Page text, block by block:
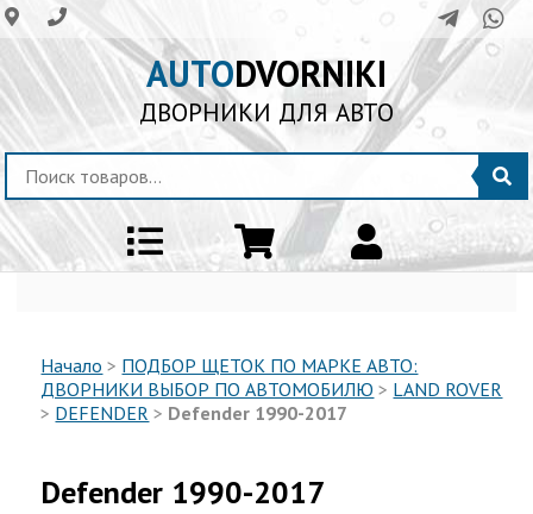
AUTODVORNIKI
ДВОРНИКИ ДЛЯ АВТО
Начало > ПОДБОР ЩЕТОК ПО МАРКЕ АВТО:
ДВОРНИКИ ВЫБОР ПО АВТОМОБИЛЮ > LAND ROVER
> DEFENDER > Defender 1990-2017
Defender 1990-2017